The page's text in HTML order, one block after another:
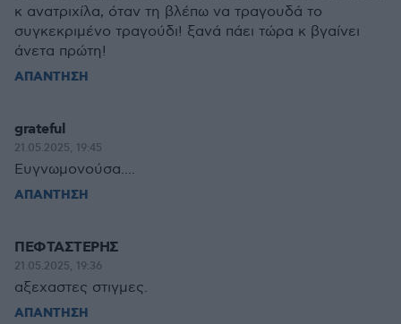
κ ανατριχίλα, όταν τη βλέπω να τραγουδά το
συγκεκριμένο τραγούδι! ξανά πάει τώρα κ βγαίνει
άνετα πρώτη!
ΑΠΑΝΤΗΣΗ
grateful
21.05.2025, 19:45
Ευγνωμονούσα....
ΑΠΑΝΤΗΣΗ
ΠΕΦΤΑΣΤΕΡΗΣ
21.05.2025, 19:36
αξεχαστες στιγμες.
ΑΠΑΝΤΗΣΗ